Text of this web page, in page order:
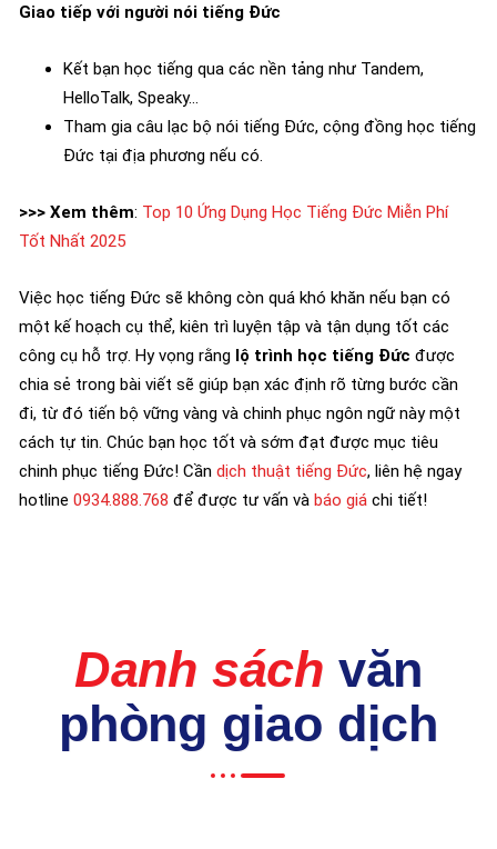
Giao tiếp với người nói tiếng Đức
Kết bạn học tiếng qua các nền tảng như Tandem,
HelloTalk, Speaky…
Tham gia câu lạc bộ nói tiếng Đức, cộng đồng học tiếng
Đức tại địa phương nếu có.
>>> Xem thêm: Top 10 Ứng Dụng Học Tiếng Đức Miễn Phí
Tốt Nhất 2025
Việc học tiếng Đức sẽ không còn quá khó khăn nếu bạn có
một kế hoạch cụ thể, kiên trì luyện tập và tận dụng tốt các
công cụ hỗ trợ. Hy vọng rằng lộ trình học tiếng Đức được
chia sẻ trong bài viết sẽ giúp bạn xác định rõ từng bước cần
đi, từ đó tiến bộ vững vàng và chinh phục ngôn ngữ này một
cách tự tin. Chúc bạn học tốt và sớm đạt được mục tiêu
chinh phục tiếng Đức! Cần dịch thuật tiếng Đức, liên hệ ngay
hotline 0934.888.768 để được tư vấn và báo giá chi tiết!
Danh sách văn
phòng giao dịch